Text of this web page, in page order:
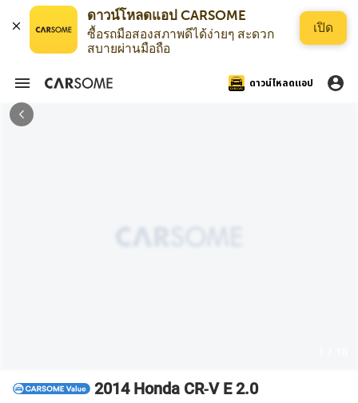
ดาวน์โหลดแอป CARSOME
ซื้อรถมือสองสภาพดีได้ง่ายๆ สะดวก
สบายผ่านมือถือ
เปิด
ดาวน์โหลดแอป
2014 Honda CR-V E 2.0